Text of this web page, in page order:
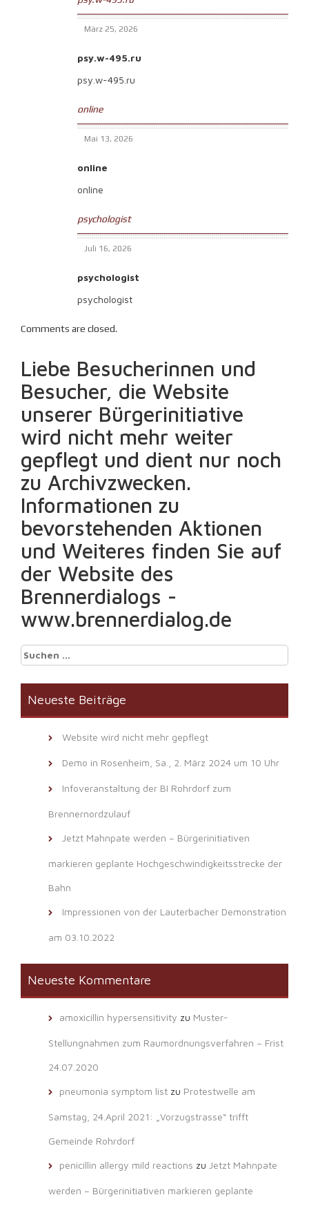
März 25, 2026
psy.w-495.ru
psy.w-495.ru
online
Mai 13, 2026
online
online
psychologist
Juli 16, 2026
psychologist
psychologist
Comments are closed.
Liebe Besucherinnen und
Besucher, die Website
unserer Bürgerinitiative
wird nicht mehr weiter
gepflegt und dient nur noch
zu Archivzwecken.
Informationen zu
bevorstehenden Aktionen
und Weiteres finden Sie auf
der Website des
Brennerdialogs -
www.brennerdialog.de
Suchen
nach:
Neueste Beiträge
Website wird nicht mehr gepflegt
Demo in Rosenheim, Sa., 2. März 2024 um 10 Uhr
Infoveranstaltung der BI Rohrdorf zum
Brennernordzulauf
Jetzt Mahnpate werden – Bürgerinitiativen
markieren geplante Hochgeschwindigkeitsstrecke der
Bahn
Impressionen von der Lauterbacher Demonstration
am 03.10.2022
Neueste Kommentare
amoxicillin hypersensitivity zu Muster-
Stellungnahmen zum Raumordnungsverfahren – Frist
24.07.2020
pneumonia symptom list zu Protestwelle am
Samstag, 24.April 2021: „Vorzugstrasse“ trifft
Gemeinde Rohrdorf
penicillin allergy mild reactions zu Jetzt Mahnpate
werden – Bürgerinitiativen markieren geplante